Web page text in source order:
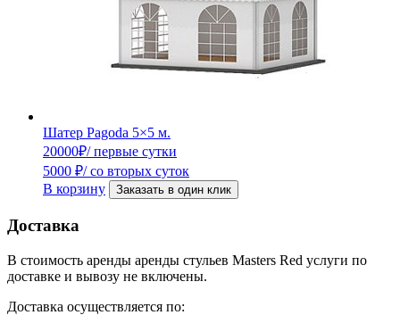
Шатер Pagoda 5×5 м.
20000₽/ первые сутки
5000 ₽/ со вторых суток
В корзину
Заказать в один клик
Доставка
В стоимость аренды аренды стульев Masters Red услуги по
доставке и вывозу не включены.
Доставка осуществляется по: